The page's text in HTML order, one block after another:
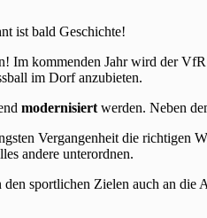
ist bald Geschichte!
kommenden Jahr wird der
im Dorf anzubieten.
modernisiert werden. Neben
Vergangenheit die richtigen
andere unterordnen.
sportlichen Zielen auch an